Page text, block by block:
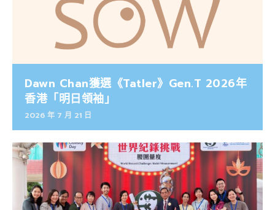
Dawn Chan獲選《Tatler》Gen.T 2026年
香港「明日領袖」
2026 年 7 月 21 日